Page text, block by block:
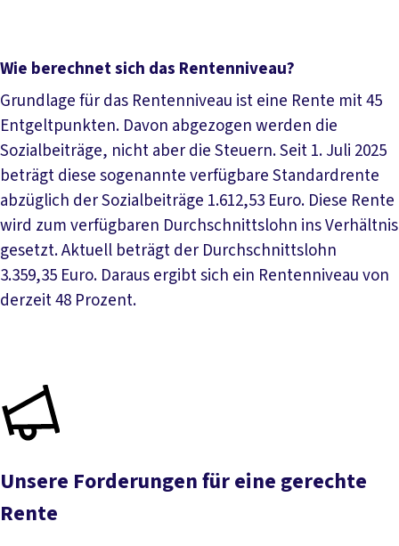
Wie berechnet sich das Rentenniveau?
Grundlage für das Rentenniveau ist eine Rente mit 45
Entgeltpunkten. Davon abgezogen werden die
Sozialbeiträge, nicht aber die Steuern. Seit 1. Juli 2025
beträgt diese sogenannte verfügbare Standardrente
abzüglich der Sozialbeiträge 1.612,53 Euro. Diese Rente
wird zum verfügbaren Durchschnittslohn ins Verhältnis
gesetzt. Aktuell beträgt der Durchschnittslohn
3.359,35 Euro. Daraus ergibt sich ein Rentenniveau von
derzeit 48 Prozent.
Unsere Forderungen für eine gerechte
Rente